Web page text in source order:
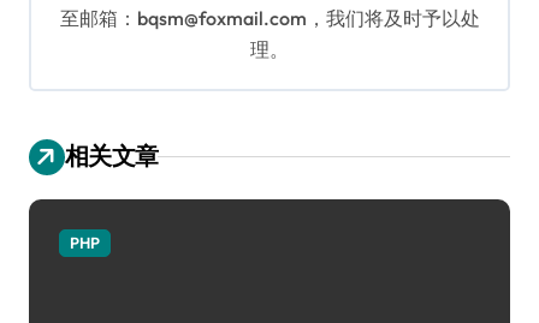
至邮箱：bqsm@foxmail.com，我们将及时予以处
理。
相关文章
PHP